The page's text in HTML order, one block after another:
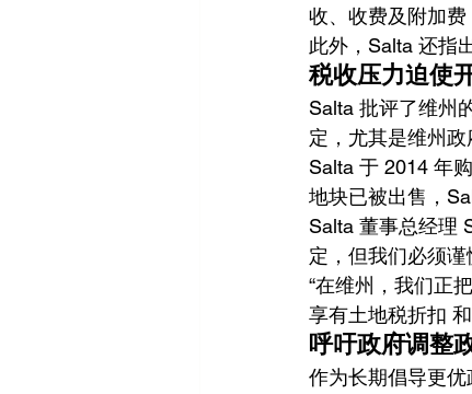
收、收费及附加
此外，Salta 还指
税收压力迫使
Salta 批评了维州
定，尤其是维州政
Salta 于 2014 年
地块已被出售，
Salta 董事总经理
定，但我们必须
“在维州，我们正
享有土地税折扣
呼吁政府调整
作为长期倡导更